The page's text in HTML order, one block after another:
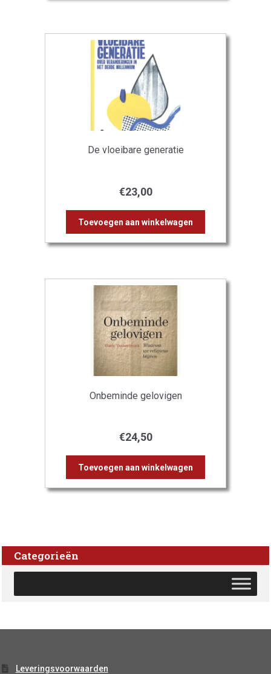
De vloeibare generatie
€23,00
Toevoegen aan winkelwagen
Onbeminde gelovigen
€24,50
Toevoegen aan winkelwagen
Categorieën
Leveringsvoorwaarden